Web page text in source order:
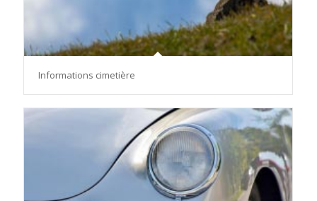
Informations cimetière